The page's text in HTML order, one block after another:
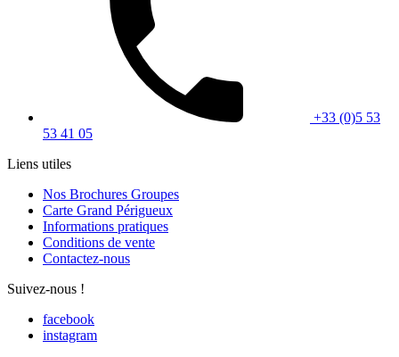
+33 (0)5 53
53 41 05
Liens utiles
Nos Brochures Groupes
Carte Grand Périgueux
Informations pratiques
Conditions de vente
Contactez-nous
Suivez-nous !
facebook
instagram